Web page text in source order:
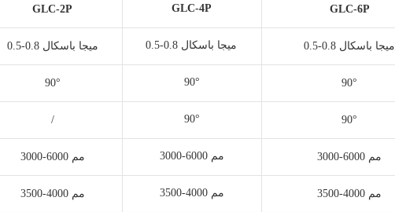
GLC-2P GLC-4P GLC-6P
0.5-0.8 ميجا باسكال 0.5-0.8 ميجا باسكال 0.5-0.8 ميجا باسكال
90° 90° 90°
/ 90° 90°
3000-6000 مم 3000-6000 مم 3000-6000 مم
3500-4000 مم 3500-4000 مم 3500-4000 مم